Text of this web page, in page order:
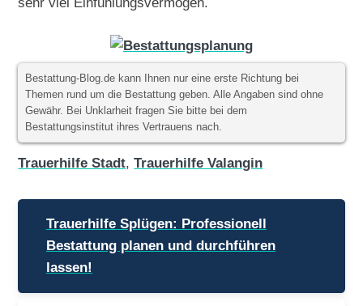
Bestattung-Blog.de kann Ihnen nur eine erste Richtung bei
Themen rund um die Bestattung geben. Alle Angaben sind ohne
Gewähr. Bei Unklarheit fragen Sie bitte bei dem
Bestattungsinstitut ihres Vertrauens nach.
Trauerhilfe Stadt,Trauerhilfe Valangin
Beitragsnavigation
Trauerhilfe Splügen: Professionell
Bestattung planen und durchführen
lassen!